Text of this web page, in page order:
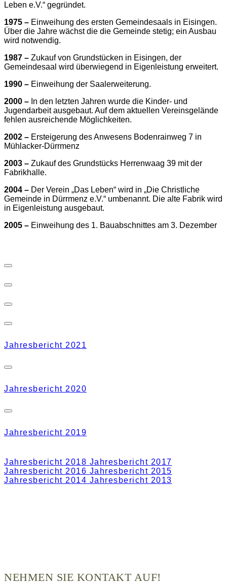
Leben e.V.“ gegründet.
1975 – Einweihung des ersten Gemeindesaals in Eisingen.
Über die Jahre wächst die die Gemeinde stetig; ein Ausbau
wird notwendig.
1987 – Zukauf von Grundstücken in Eisingen, der
Gemeindesaal wird überwiegend in Eigenleistung erweitert.
1990 – Einweihung der Saalerweiterung.
2000 – In den letzten Jahren wurde die Kinder- und
Jugendarbeit ausgebaut. Auf dem aktuellen Vereinsgelände
fehlen ausreichende Möglichkeiten.
2002 – Ersteigerung des Anwesens Bodenrainweg 7 in
Mühlacker-Dürrmenz
2003 – Zukauf des Grundstücks Herrenwaag 39 mit der
Fabrikhalle.
2004 – Der Verein „Das Leben“ wird in „Die Christliche
Gemeinde in Dürrmenz e.V.“ umbenannt. Die alte Fabrik wird
in Eigenleistung ausgebaut.
2005 – Einweihung des 1. Bauabschnittes am 3. Dezember
Jahresbericht 2021
Jahresbericht 2020
Jahresbericht 2019
Jahresbericht 2018 Jahresbericht 2017
Jahresbericht 2016 Jahresbericht 2015
Jahresbericht 2014 Jahresbericht 2013
NEHMEN SIE KONTAKT AUF!